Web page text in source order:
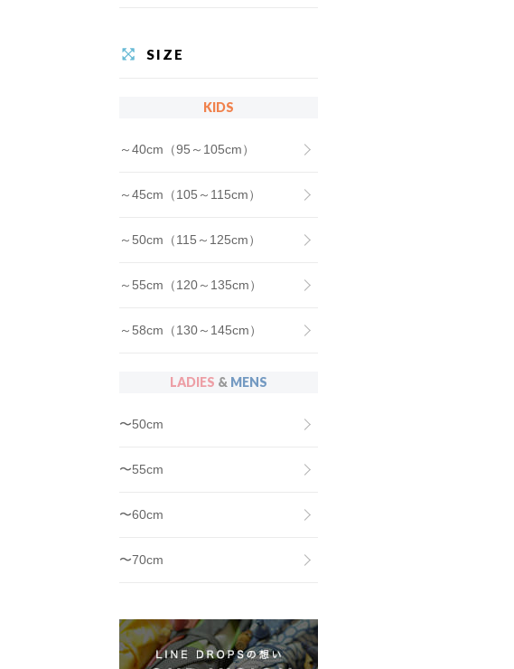
SIZE
KIDS
～40cm（95～105cm）
～45cm（105～115cm）
～50cm（115～125cm）
～55cm（120～135cm）
～58cm（130～145cm）
LADIES & MENS
〜50cm
〜55cm
〜60cm
〜70cm